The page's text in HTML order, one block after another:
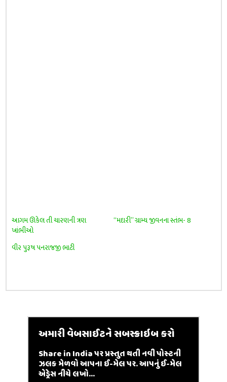
આગમ ઊકેલ તી ચારણની ત્રણ
ખાંભીઓ
“મદારી” ગ્રામ્ય જીવનના સ્તંભ- 8
વીર પુરૂષ પનરાજજી ભાટી
અમારી વેબસાઈટને સબસ્ક્રાઇબ કરો
Share in India પર પ્રસ્તુત થતી નવી પોસ્ટની
ઝલક મેળવો આપના ઈ-મેલ પર. આપનું ઈ-મેલ
એડ્રેસ નીચે લખો...